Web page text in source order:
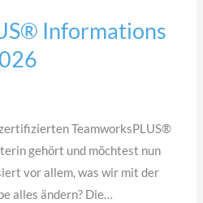
Informations
TeamworksPLUS®
gehört und möchtest nun
vor allem, was wir mit der
alles ändern? Die…